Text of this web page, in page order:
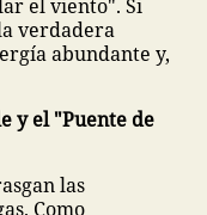
el viento". Si
verdadera
abundante y,
y el "Puente de
las
Como